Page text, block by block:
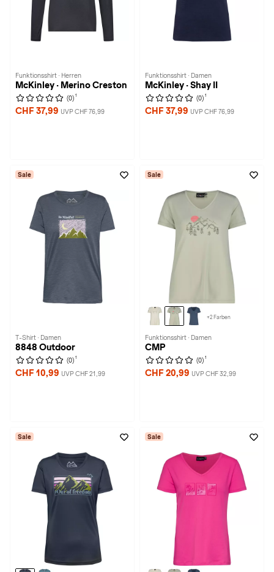
Funktionsshirt · Herren
McKinley · Merino Creston
(0) 1
CHF 37,99 UVP CHF 76,99
Funktionsshirt · Damen
McKinley · Shay II
(0) 1
CHF 37,99 UVP CHF 76,99
Sale
T-Shirt · Damen
8848 Outdoor
(0) 1
CHF 10,99 UVP CHF 21,99
Sale
+2 Farben
Funktionsshirt · Damen
CMP
(0) 1
CHF 20,99 UVP CHF 32,99
Sale Sale